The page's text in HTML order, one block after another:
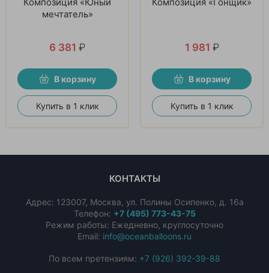
мечтатель»
6 381 ₽
В корзину
Купить в 1 клик
1 981 ₽
В корзину
Купить в 1 клик
КОНТАКТЫ
Адрес: 123007, Москва, ул. Полины Осипенко, д. 16а
Телефон: +7 (495) 773-43-75
Режим работы: Ежедневно, круглосуточно
Email: info@oceanballoons.ru
По всем претензиям: +7 (926) 392-39-88